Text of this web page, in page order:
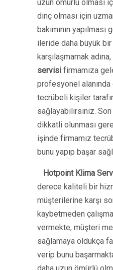
uzun ömürlü olması
dinç olması için
bakımının
ileride daha büyük
karşılaşmamak adına,
servisi firmamıza
profesyonel
tecrübeli kişiler
sağlayabilirsiniz.
dikkatli olunması
işinde firmamız
bunu yapıp başar
Hotpoint Klima
derece kaliteli bir
müşterilerine karşı
kaybetmeden
vermekte, müşteri
sağlamaya oldukça
verip bunu